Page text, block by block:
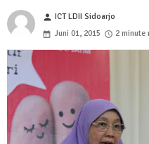
person ICT LDII Sidoarjo
Juni 01, 2015
2 minute